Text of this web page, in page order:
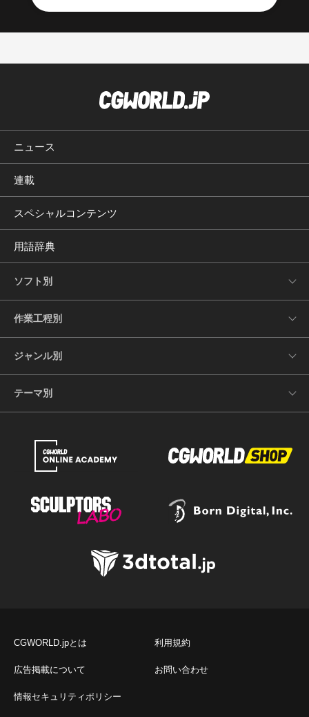
ニュース
連載
スペシャルコンテンツ
用語辞典
ソフト別
作業工程別
ジャンル別
テーマ別
CGWORLD.jpとは 利用規約
広告掲載について お問い合わせ
情報セキュリティポリシー